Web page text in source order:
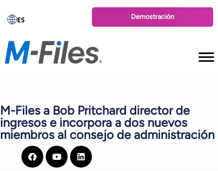
ES Demostración
M-Files a Bob Pritchard director de
ingresos e incorpora a dos nuevos
miembros al consejo de administración